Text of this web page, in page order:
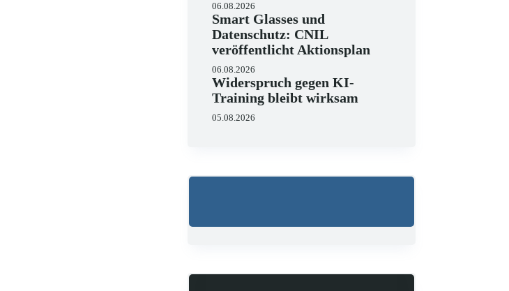
06.08.2026
Smart Glasses und
Datenschutz: CNIL
veröffentlicht Aktionsplan
06.08.2026
Widerspruch gegen KI-
Training bleibt wirksam
05.08.2026